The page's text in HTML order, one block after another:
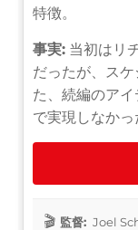
特徴。
事実: 当初はリ
だったが、ス
た、続編のア
で実現しなかっ
監督: Joel